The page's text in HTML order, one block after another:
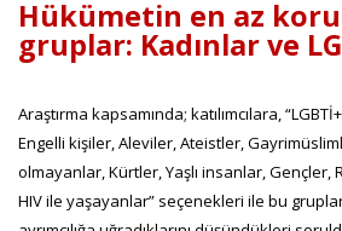
Hükümetin en az
gruplar: Kadınlar ve
Araştırma kapsamında; katılımcılara,
Engelli kişiler, Aleviler, Ateistler,
olmayanlar, Kürtler, Yaşlı insanlar, Gençler,
HIV ile yaşayanlar” seçenekleri ile bu